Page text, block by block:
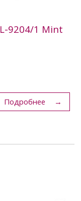
9204/1 Mint
Подробнее